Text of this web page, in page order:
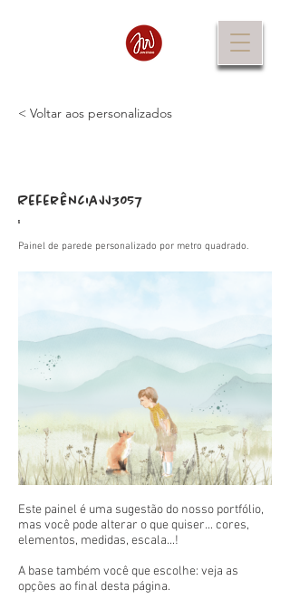
< Voltar aos personalizados
Referência
:
JJ3057
Painel de parede personalizado por metro quadrado.
Este painel é uma sugestão do nosso portfólio,
mas você pode alterar o que quiser... cores,
elementos, medidas, escala...!
A base também você que escolhe: veja as
opções ao final desta página.